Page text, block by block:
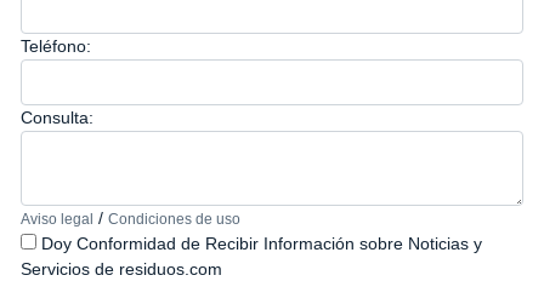
Teléfono:
Consulta:
Aviso legal / Condiciones de uso
Doy Conformidad de Recibir Información sobre Noticias y
Servicios de residuos.com